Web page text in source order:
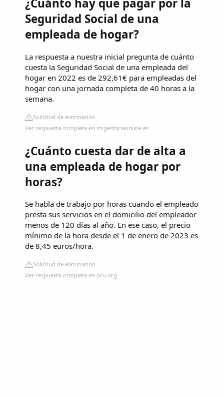
¿Cuánto hay que pagar por la
Seguridad Social de una
empleada de hogar?
La respuesta a nuestra inicial pregunta de cuánto
cuesta la Seguridad Social de una empleada del
hogar en 2022 es de 292,61€ para empleadas del
hogar con una jornada completa de 40 horas a la
semana.
Solicitud de eliminación
Ver respuesta completa en migestoriaonline.es
¿Cuánto cuesta dar de alta a
una empleada de hogar por
horas?
Se habla de trabajo por horas cuando el empleado
presta sus servicios en el domicilio del empleador
menos de 120 días al año. En ese caso, el precio
mínimo de la hora desde el 1 de enero de 2023 es
de 8,45 euros/hora.
Solicitud de eliminación
Ver respuesta completa en ocu.org